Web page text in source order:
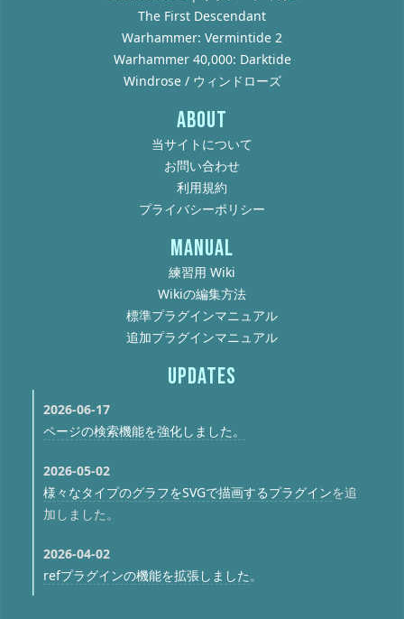
The First Descendant
Warhammer: Vermintide 2
Warhammer 40,000: Darktide
Windrose / ウィンドローズ
ABOUT
当サイトについて
お問い合わせ
利用規約
プライバシーポリシー
MANUAL
練習用 Wiki
Wikiの編集方法
標準プラグインマニュアル
追加プラグインマニュアル
UPDATES
2026-06-17
ページの検索機能を強化しました。
2026-05-02
様々なタイプのグラフをSVGで描画するプラグインを追
加しました。
2026-04-02
refプラグインの機能を拡張しました。